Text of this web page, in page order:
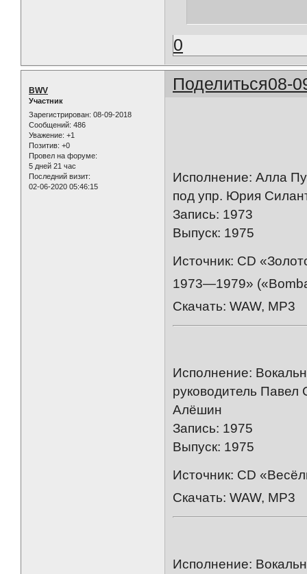
0
Поделиться08-
BWV
Участник
Зарегистрирован: 08-09-2018
Сообщений: 486
Уважение: +1
Позитив: +0
Провел на форуме:
5 дней 21 час
Последний визит:
02-06-2020 05:46:15
Исполнение: Алла
под упр. Юрия
Запись: 1973
Выпуск: 1975
Источник: CD
1973—1979»
Скачать: WAW, MP3
Исполнение:
руководитель
Алёшин
Запись: 1975
Выпуск: 1975
Источник: CD
Скачать: WAW, MP3
Исполнение: